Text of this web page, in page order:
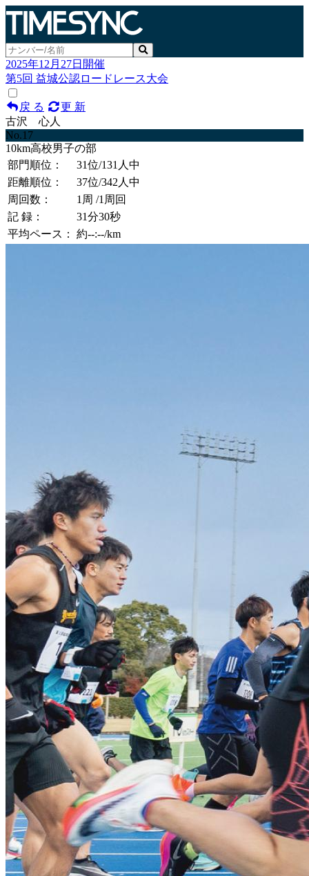
2025年12月27日開催
第5回 益城公認ロードレース大会
戻 る
更 新
古沢 心人
No.17
10km高校男子の部
部門順位：
31位/131人中
距離順位：
37位/342人中
周回数：
1周 /1周回
記 録：
31分30秒
平均ペース：
約--:--/km